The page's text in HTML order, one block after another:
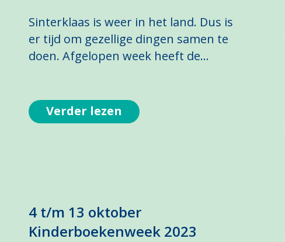
Sinterklaas is weer in het land. Dus is
er tijd om gezellige dingen samen te
doen. Afgelopen week heeft de…
Verder lezen
4 t/m 13 oktober
Kinderboekenweek 2023